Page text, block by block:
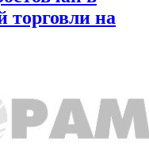
торговли на